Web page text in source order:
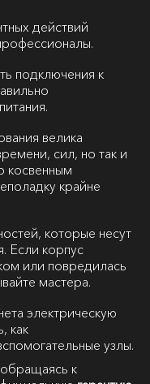
действий
подключения к
велика
сил, но так и
косвенным
крайне
которые несут
Если корпус
или повредилась
мастера.
электрическую
как
узлы.
к